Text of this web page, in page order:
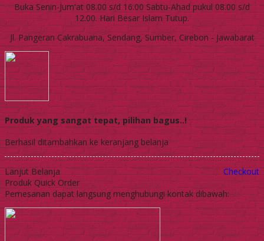
Buka Senin-Jum'at 08.00 s/d 16.00 Sabtu-Ahad pukul 08.00 s/d
12.00. Hari Besar Islam Tutup.
Jl. Pangeran Cakrabuana, Sendang, Sumber, Cirebon - Jawabarat
Produk yang sangat tepat, pilihan bagus..!
Berhasil ditambahkan ke keranjang belanja
Lanjut Belanja
Checkout
Produk Quick Order
Pemesanan dapat langsung menghubungi kontak dibawah: